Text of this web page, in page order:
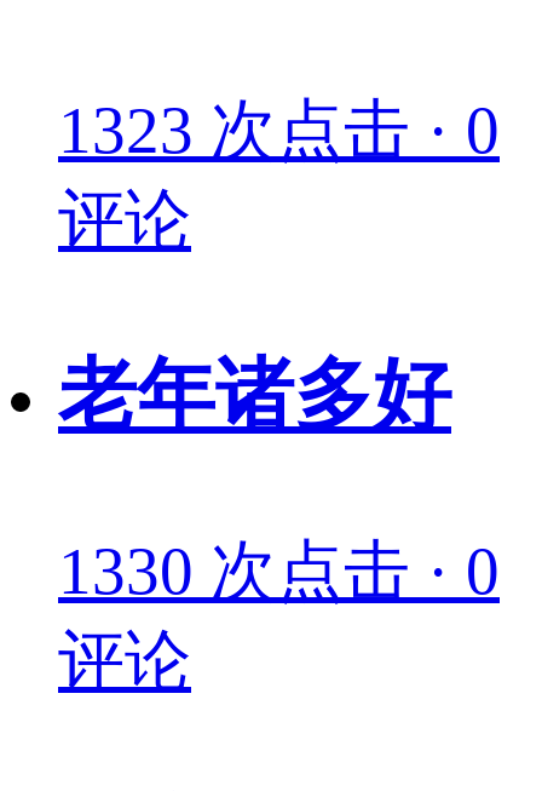
1323 次点击 · 0
评论
老年诸多好
1330 次点击 · 0
评论